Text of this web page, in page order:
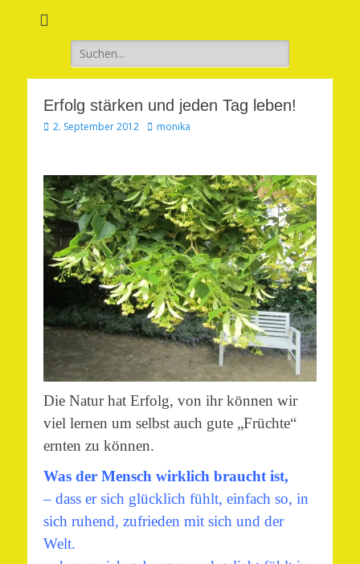
Suchen
nach:
Erfolg stärken und jeden Tag leben!
Veröffentlicht
2. September 2012 Autor
monika
Die Natur hat Erfolg, von ihr können wir
viel lernen um selbst auch gute „Früchte“
ernten zu können.
Was der Mensch wirklich braucht ist,
– dass er sich glücklich fühlt, einfach so, in
sich ruhend, zufrieden mit sich und der
Welt.